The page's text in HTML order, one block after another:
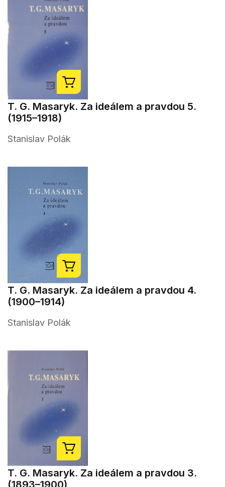
T. G. Masaryk. Za ideálem a pravdou 5.
(1915–1918)
Stanislav Polák
T. G. Masaryk. Za ideálem a pravdou 4.
(1900–1914)
Stanislav Polák
T. G. Masaryk. Za ideálem a pravdou 3.
(1893–1900)